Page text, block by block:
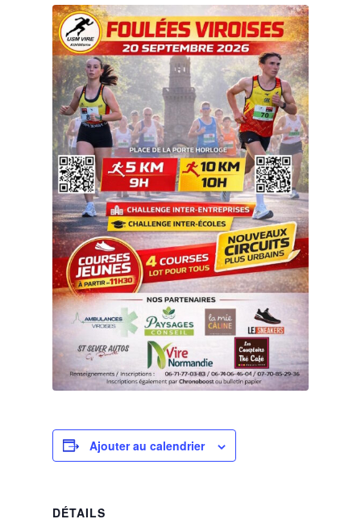
Ajouter au calendrier
DÉTAILS